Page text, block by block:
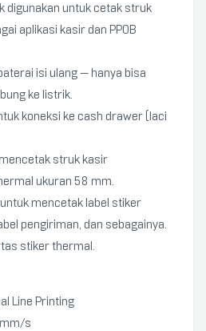
digunakan untuk cetak struk
aplikasi kasir dan PPOB
isi ulang — hanya bisa
ke listrik.
koneksi ke cash drawer (laci
struk kasir
ukuran 58 mm.
mencetak label stiker
pengiriman, dan sebagainya.
stiker thermal.
Line Printing
s